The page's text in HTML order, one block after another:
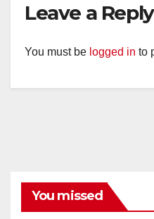
Leave a Reply
You must be logged in to
You missed